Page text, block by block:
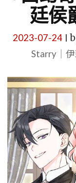
廷侯
2023-07-24|
Starry｜